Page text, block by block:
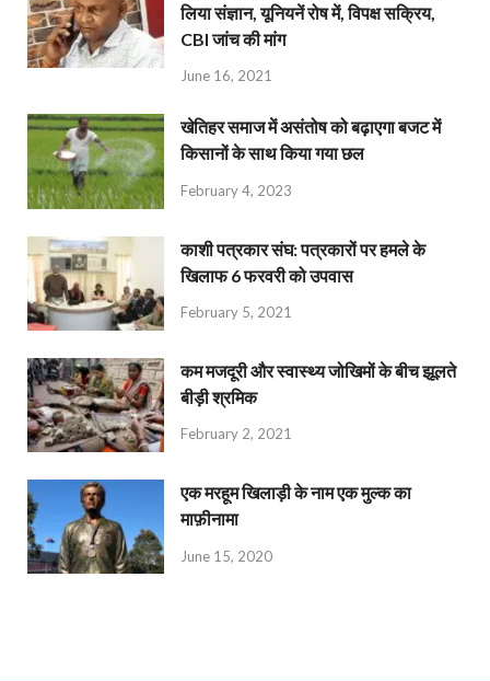
लिया संज्ञान, यूनियनें रोष में, विपक्ष सक्रिय,
CBI जांच की मांग
June 16, 2021
खेतिहर समाज में असंतोष को बढ़ाएगा बजट में
किसानों के साथ किया गया छल
February 4, 2023
काशी पत्रकार संघ: पत्रकारों पर हमले के
खिलाफ 6 फरवरी को उपवास
February 5, 2021
कम मजदूरी और स्वास्थ्य जोखिमों के बीच झूलते
बीड़ी श्रमिक
February 2, 2021
एक मरहूम खिलाड़ी के नाम एक मुल्क का
माफ़ीनामा
June 15, 2020